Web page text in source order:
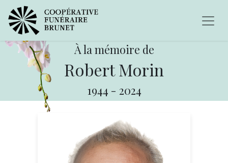
À la mémoire de
Robert Morin
1944 - 2024